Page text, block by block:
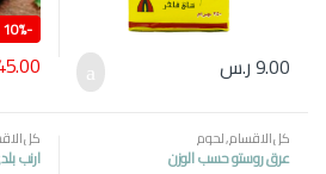
9.00ر.س
-
10%
كل الاقسام,لحوم
عرق روستو حسب الوزن
كل
ارنب بلدي